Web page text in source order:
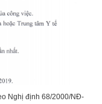
Nghị định 68/2000/NĐ-